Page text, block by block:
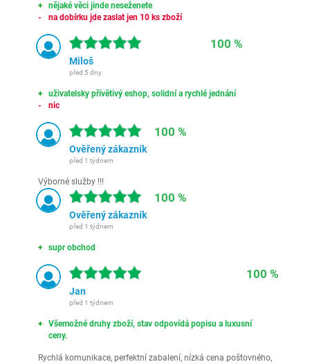
nějaké věci jinde neseženete
na dobírku jde zaslat jen 10 ks zboží
100 %
Miloš
před 5 dny
uživatelsky přívětivý eshop, solidní a rychlé jednání
nic
100 %
Ověřený zákazník
před 1 týdnem
Výborné služby !!!
100 %
Ověřený zákazník
před 1 týdnem
supr obchod
100 %
Jan
před 1 týdnem
Všemožné druhy zboží, stav odpovídá popisu a luxusní
ceny.
Rychlá komunikace, perfektní zabalení, nízká cena poštovného,